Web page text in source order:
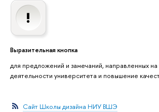
Выразительная кнопка
для предложений и замечаний, направленных
деятельности университета и повышение
Сайт Школы дизайна НИУ ВШЭ